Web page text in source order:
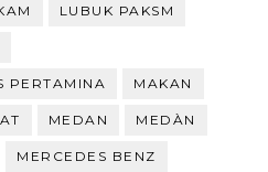
LUBUK PAKSM
PERTAMINA MAKAN
MEDAN MEDÀN
MERCEDES BENZ